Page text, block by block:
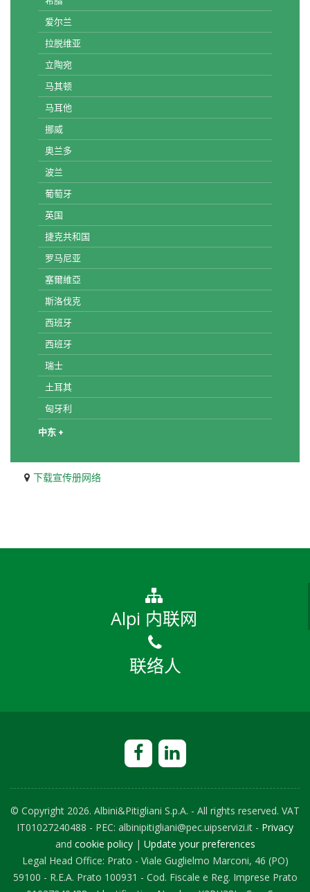
爱尔兰
拉脱维亚
立陶宛
马其顿
马耳他
挪威
奥兰多
波兰
葡萄牙
英国
捷克共和国
罗马尼亚
塞爾維亞
斯洛伐克
西班牙
西班牙
瑞士
土耳其
匈牙利
中东 +
下载宣传册网络
Alpi 内联网
联络人
© Copyright 2026. Albini&Pitigliani S.p.A. - All rights reserved. VAT
IT01027240488 - PEC: albinipitigliani@pec.uipservizi.it - Privacy
and cookie policy| Update your preferences
Legal Head Office: Prato - Viale Guglielmo Marconi, 46 (PO)
59100 - R.E.A. Prato 100931 - Cod. Fiscale e Reg. Imprese Prato